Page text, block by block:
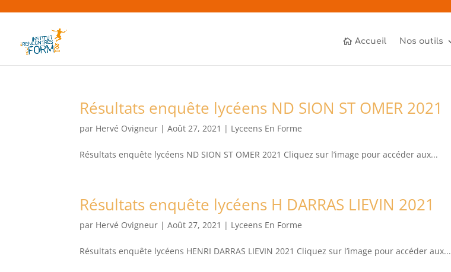
Accueil Nos outils
Résultats enquête lycéens ND SION ST OMER 2021
par Hervé Ovigneur |Août 27, 2021 | Lyceens En Forme
Résultats enquête lycéens ND SION ST OMER 2021 Cliquez sur l’image pour accéder aux...
Résultats enquête lycéens H DARRAS LIEVIN 2021
par Hervé Ovigneur |Août 27, 2021 | Lyceens En Forme
Résultats enquête lycéens HENRI DARRAS LIEVIN 2021 Cliquez sur l’image pour accéder aux...